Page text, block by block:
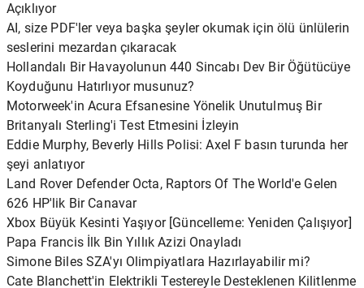
Açıklıyor
AI, size PDF'ler veya başka şeyler okumak için ölü ünlülerin
seslerini mezardan çıkaracak
Hollandalı Bir Havayolunun 440 Sincabı Dev Bir Öğütücüye
Koyduğunu Hatırlıyor musunuz?
Motorweek'in Acura Efsanesine Yönelik Unutulmuş Bir
Britanyalı Sterling'i Test Etmesini İzleyin
Eddie Murphy, Beverly Hills Polisi: Axel F basın turunda her
şeyi anlatıyor
Land Rover Defender Octa, Raptors Of The World'e Gelen
626 HP'lik Bir Canavar
Xbox Büyük Kesinti Yaşıyor [Güncelleme: Yeniden Çalışıyor]
Papa Francis İlk Bin Yıllık Azizi Onayladı
Simone Biles SZA'yı Olimpiyatlara Hazırlayabilir mi?
Cate Blanchett'in Elektrikli Testereyle Desteklenen Kilitlenme